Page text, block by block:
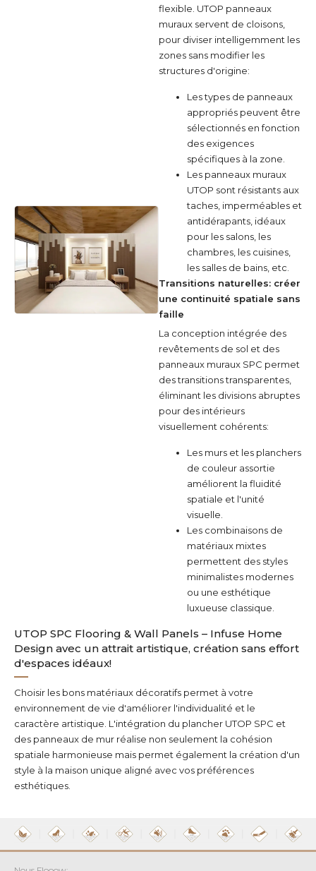
flexible. UTOP panneaux
muraux servent de cloisons,
pour diviser intelligemment les
zones sans modifier les
structures d'origine:
Les types de panneaux
appropriés peuvent être
sélectionnés en fonction
des exigences
spécifiques à la zone.
Les panneaux muraux
UTOP sont résistants aux
taches, imperméables et
antidérapants, idéaux
pour les salons, les
chambres, les cuisines,
les salles de bains, etc.
Transitions naturelles: créer
une continuité spatiale sans
faille
La conception intégrée des
revêtements de sol et des
panneaux muraux SPC permet
des transitions transparentes,
éliminant les divisions abruptes
pour des intérieurs
visuellement cohérents:
Les murs et les planchers
de couleur assortie
améliorent la fluidité
spatiale et l'unité
visuelle.
Les combinaisons de
matériaux mixtes
permettent des styles
minimalistes modernes
ou une esthétique
luxueuse classique.
UTOP SPC Flooring & Wall Panels – Infuse Home
Design avec un attrait artistique, création sans effort
d'espaces idéaux!
Choisir les bons matériaux décoratifs permet à votre
environnement de vie d'améliorer l'individualité et le
caractère artistique. L'intégration du plancher UTOP SPC et
des panneaux de mur réalise non seulement la cohésion
spatiale harmonieuse mais permet également la création d'un
style à la maison unique aligné avec vos préférences
esthétiques.